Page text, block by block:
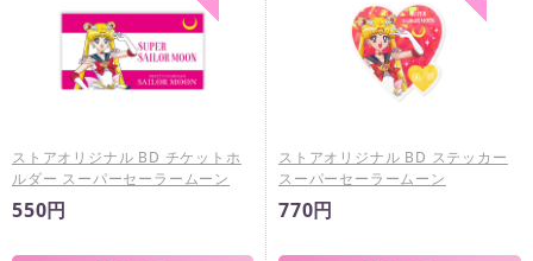
ストアオリジナル BD チケットホ
ルダー スーパーセーラームーン
550円
ストアオリジナル BD ステッカー
スーパーセーラームーン
770円